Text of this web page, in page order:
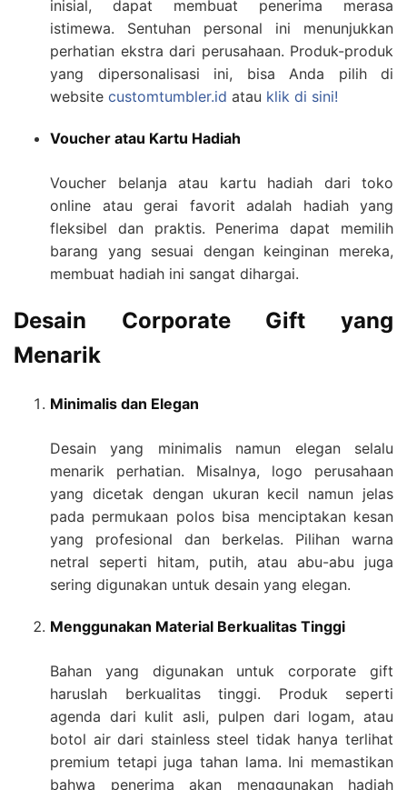
inisial, dapat membuat penerima merasa
istimewa. Sentuhan personal ini menunjukkan
perhatian ekstra dari perusahaan. Produk-produk
yang dipersonalisasi ini, bisa Anda pilih di
website customtumbler.id atau klik di sini!
Voucher atau Kartu Hadiah
Voucher belanja atau kartu hadiah dari toko
online atau gerai favorit adalah hadiah yang
fleksibel dan praktis. Penerima dapat memilih
barang yang sesuai dengan keinginan mereka,
membuat hadiah ini sangat dihargai.
Desain Corporate Gift yang
Menarik
Minimalis dan Elegan
Desain yang minimalis namun elegan selalu
menarik perhatian. Misalnya, logo perusahaan
yang dicetak dengan ukuran kecil namun jelas
pada permukaan polos bisa menciptakan kesan
yang profesional dan berkelas. Pilihan warna
netral seperti hitam, putih, atau abu-abu juga
sering digunakan untuk desain yang elegan.
Menggunakan Material Berkualitas Tinggi
Bahan yang digunakan untuk corporate gift
haruslah berkualitas tinggi. Produk seperti
agenda dari kulit asli, pulpen dari logam, atau
botol air dari stainless steel tidak hanya terlihat
premium tetapi juga tahan lama. Ini memastikan
bahwa penerima akan menggunakan hadiah